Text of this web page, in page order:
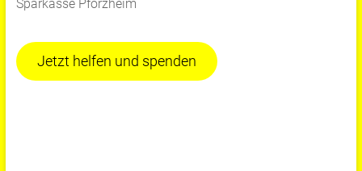
Sparkasse Pforzheim
Jetzt helfen und spenden